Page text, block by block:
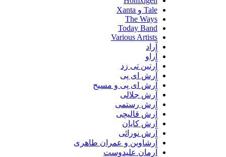
Tale و Xanta
The Ways
Today Band
Various Artists
آرتین تی زد
آرش ای پی
آرش ای پی و مسیح
آرش جلالی
آرش رستمی
آرش قالیچی
آرش کایان
آرش نورائی
آرشاوین و عمران طاهری
آرمان علیدوست